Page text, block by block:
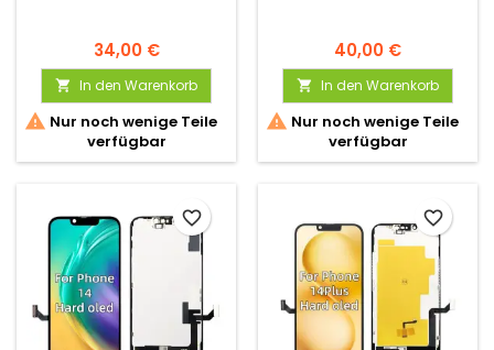
34,00 €
 In den Warenkorb
 Nur noch wenige Teile
verfügbar
40,00 €
 In den Warenkorb
 Nur noch wenige Teile
verfügbar
favorite_border favorite_border